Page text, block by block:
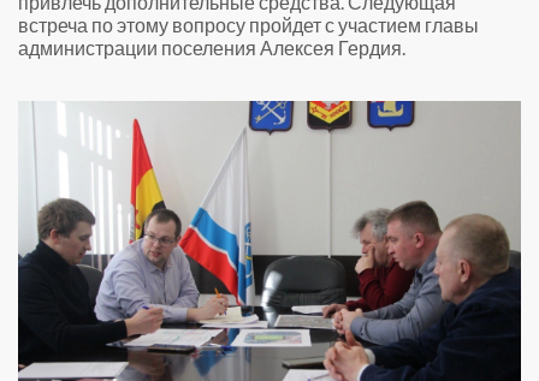
встреча по этому вопросу пройдет с участием главы
администрации поселения Алексея Гердия.